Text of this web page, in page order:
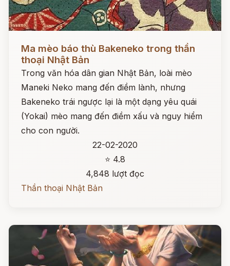
Ma mèo báo thù Bakeneko trong thần
thoại Nhật Bản
Trong văn hóa dân gian Nhật Bản, loài mèo
Maneki Neko mang đến điềm lành, nhưng
Bakeneko trái ngược lại là một dạng yêu quái
(Yokai) mèo mang đến điềm xấu và nguy hiểm
cho con người.
22-02-2020
⭐ 4.8
4,848 lượt đọc
Thần thoại Nhật Bản